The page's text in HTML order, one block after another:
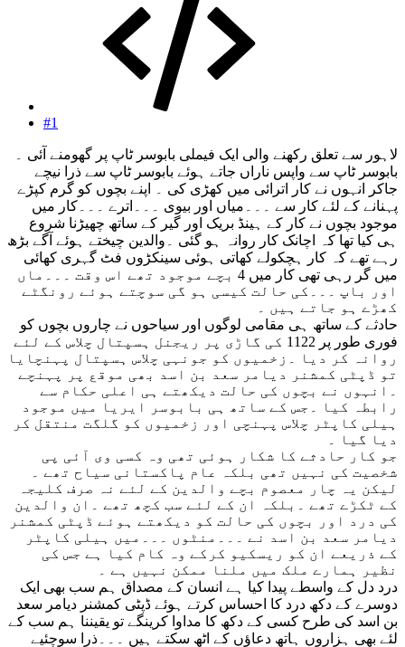
#1
لاہور سے تعلق رکھنے والی ایک فیملی بابوسر ٹاپ پر گھومنے آئی ۔
بابوسر ٹاپ سے واپس ناراں جاتے ہوئے بابوسر ٹاپ سے ذرا نیچے
جاکر انہوں نے کار اترائی میں کھڑی کی ۔ اپنے بچوں کو گرم کپڑے
پہنانے کے لئے کار سے ۔۔۔میاں اور بیوی ۔۔۔اترے ۔۔۔کار میں
موجود بچوں نے کار کے ہینڈ بریک اور گیر کے ساتھ چھیڑنا شروع
ہی کیا تھا کہ اچانک کار روانہ ہو گئی ۔والدین چیختے ہوئے آگے بڑھ
رہے تھے کہ کار ہچکولے کھاتی ہوئی سینکڑوں فٹ گہری کھائی
میں گر رہی تھی کار میں 4 بچے موجود تھے اس وقت ۔۔۔ماں
اور باپ ۔۔۔کی حالت کیسی ہو گی سوچتے ہوئے رونگٹے
کھڑے ہو جاتے ہیں ۔
حادثے کے ساتھ ہی مقامی لوگوں اور سیاحوں نے چاروں بچوں کو
فوری طور پر 1122 کی گاڑی پر ریجنل ہسپتال چلاس کے لئے
روانہ کر دیا ۔زخمیوں کو جونہی چلاس ہسپتال پہنچایا
تو ڈپٹی کمشنر دیامر سعد بن اسد بھی موقع پر پہنچے
۔انہوں نے بچوں کی حالت دیکھتے ہی اعلی حکام سے
رابطہ کیا ۔جس کے ساتھ ہی بابوسر ایریا میں موجود
ہیلی کاپٹر چلاس پہنچی اور زخمیوں کو گلگت منتقل کر
دیا گیا ۔
جو کار حادثے کا شکار ہوئی تھی وہ کسی وی آئی پی
شخصیت کی نہیں تھی بلکہ عام پاکستانی سیاح تھے ۔
لیکن یہ چار معصوم بچے والدین کے لئے نہ صرف کلیجہ
کے ٹکڑے تھے ۔بلکہ ان کے لئے سب کچھ تھے ۔ان والدین
کی درد اور بچوں کی حالت کو دیکھتے ہوئے ڈپٹی کمشنر
دیامر سعد بن اسد نے ۔۔۔منٹوں ۔۔۔میں ہیلی کاپٹر
کے ذریعے ان کو ریسکیو کرکے وہ کام کیا ہے جس کی
نظیر ہمارے ملک میں ملنا ممکن نہیں ہے ۔
درد دل کے واسطے پیدا کیا ہے انسان کے مصداق ہم سب بھی ایک
دوسرے کے دکھ درد کا احساس کرتے ہوئے ڈپٹی کمشنر دیامر سعد
بن اسد کی طرح کسی کے دکھ کا مداوا کرینگے تو یقیننا ہم سب کے
لئے بھی ہزاروں ہاتھ دعاؤں کے اٹھ سکتے ہیں ۔۔۔ذرا سوچئیے